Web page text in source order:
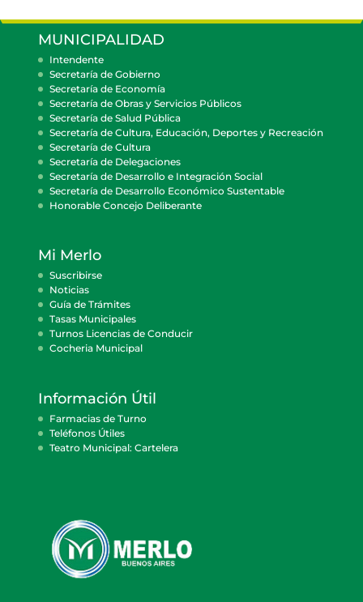
MUNICIPALIDAD
Intendente
Secretaría de Gobierno
Secretaría de Economía
Secretaría de Obras y Servicios Públicos
Secretaría de Salud Pública
Secretaría de Cultura, Educación, Deportes y Recreación
Secretaría de Cultura
Secretaría de Delegaciones
Secretaría de Desarrollo e Integración Social
Secretaría de Desarrollo Económico Sustentable
Honorable Concejo Deliberante
Mi Merlo
Suscribirse
Noticias
Guía de Trámites
Tasas Municipales
Turnos Licencias de Conducir
Cocheria Municipal
Información Útil
Farmacias de Turno
Teléfonos Útiles
Teatro Municipal: Cartelera